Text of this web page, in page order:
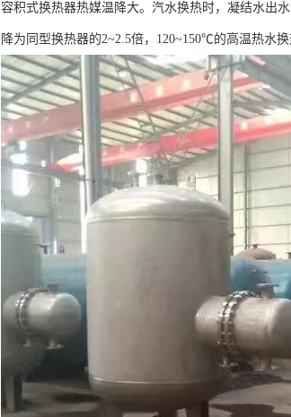
容积式换热器热媒温降大。汽水换热时，凝结水出
降为同型换热器的2~2.5倍，120~150℃的高温热水